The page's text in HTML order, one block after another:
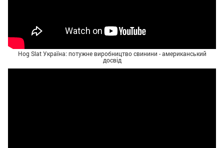
Hog Slat Україна: потужне виробництво свинини - американський
досвід